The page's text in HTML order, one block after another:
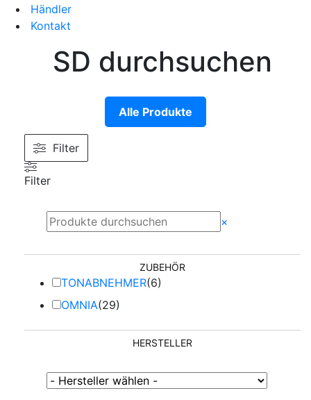
Händler
Kontakt
SD durchsuchen
Alle Produkte
Filter
Filter
Suchen ×
ZUBEHÖR
TONABNEHMER(6)
OMNIA(29)
HERSTELLER